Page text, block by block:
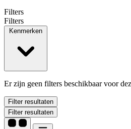
Filters
Filters
Kenmerken
Er zijn geen filters beschikbaar voor
Filter resultaten
Filter resultaten